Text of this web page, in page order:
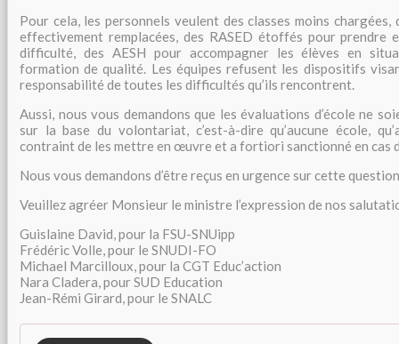
Pour cela, les personnels veulent des classes moins chargées,
effectivement remplacées, des RASED étoffés pour prendre
difficulté, des AESH pour accompagner les élèves en
formation de qualité. Les équipes refusent les dispositifs
responsabilité de toutes les difficultés qu’ils rencontrent.
Aussi, nous vous demandons que les évaluations d’école ne
sur la base du volontariat, c’est-à-dire qu’aucune école,
contraint de les mettre en œuvre et a fortiori sanctionné en cas
Nous vous demandons d’être reçus en urgence sur cette
Veuillez agréer Monsieur le ministre l’expression de nos
Guislaine David, pour la FSU-SNUipp
Frédéric Volle, pour le SNUDI-FO
Michael Marcilloux, pour la CGT Educ’action
Nara Cladera, pour SUD Education
Jean-Rémi Girard, pour le SNALC